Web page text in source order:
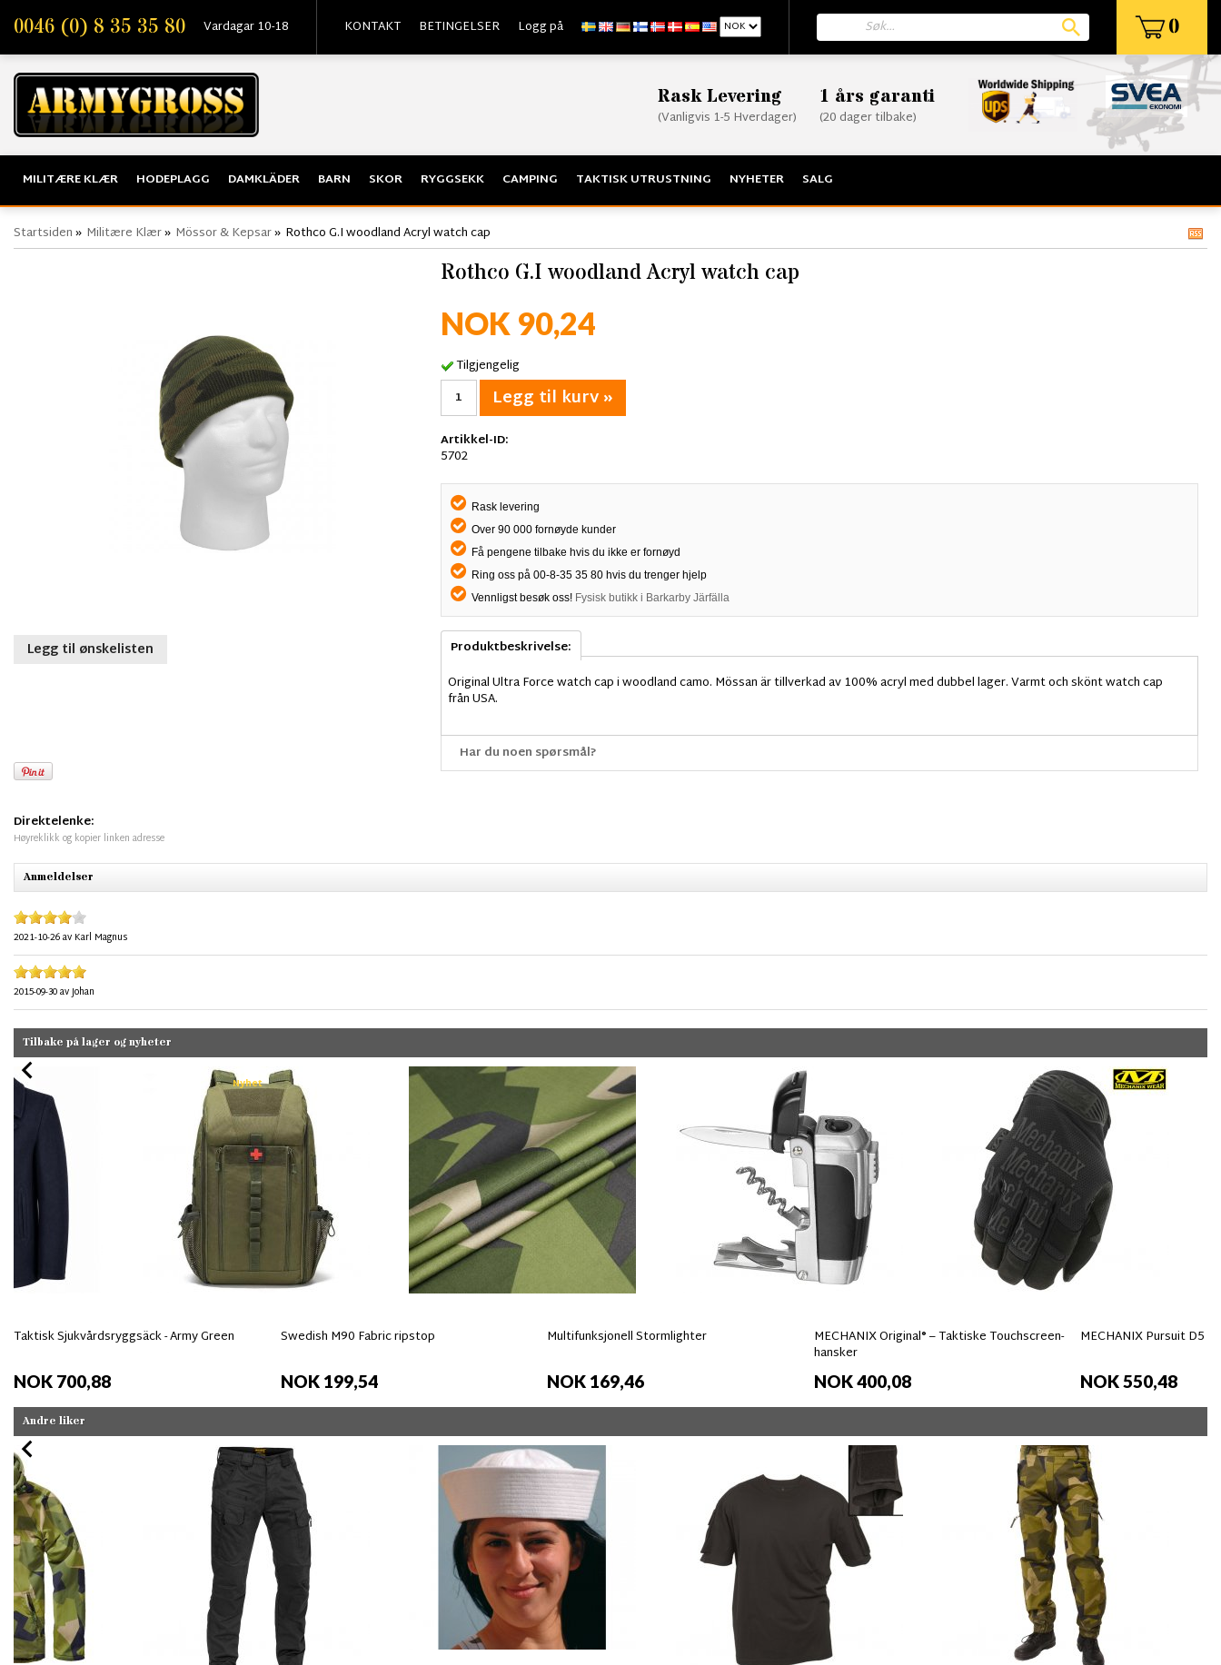
0046 (0) 8 35 35 80 Vardagar 10-18 KONTAKT BETINGELSER Logg på 0
Rask Levering
(Vanligvis 1-5 Hverdager)
1 års garanti
(20 dager tilbake)
MILITÆRE KLÆR HODEPLAGG DAMKLÄDER BARN SKOR RYGGSEKK CAMPING TAKTISK UTRUSTNING NYHETER SALG
Startsiden» Militære Klær» Mössor & Kepsar» Rothco G.I woodland Acryl watch cap
Legg til ønskelisten
Direktelenke:
Høyreklikk og kopier linken adresse
Rothco G.I woodland Acryl watch cap
NOK 90,24
Tilgjengelig
Legg til kurv »
Artikkel-ID:
5702
Rask levering
Over 90 000 fornøyde kunder
Få pengene tilbake hvis du ikke er fornøyd
Ring oss på 00-8-35 35 80 hvis du trenger hjelp
Vennligst besøk oss! Fysisk butikk i Barkarby Järfälla
Produktbeskrivelse:
Original Ultra Force watch cap i woodland camo. Mössan är tillverkad av 100% acryl med dubbel lager. Varmt och skönt watch cap
från USA.
Har du noen spørsmål?
Anmeldelser
2021-10-26av Karl Magnus
2015-09-30avJohan
Tilbake på lager og nyheter
Nyhet
Taktisk Sjukvårdsryggsäck - Army Green
NOK 700,88
Swedish M90 Fabric ripstop
NOK 199,54
Multifunksjonell Stormlighter
NOK 169,46
MECHANIX Original® – Taktiske Touchscreen-
hansker
NOK 400,08
MECHANIX Pursuit D5
NOK 550,48
Andre liker